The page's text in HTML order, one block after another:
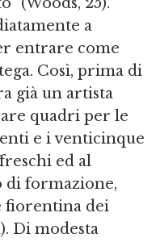
a
entrare come
Così, prima di
già un artista
quadri per le
e i venticinque
ed al
di formazione,
fiorentina dei
Di modesta